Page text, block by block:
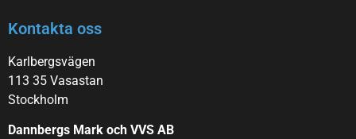
Kontakta oss
Karlbergsvägen
113 35 Vasastan
Stockholm
Dannbergs Mark och VVS AB